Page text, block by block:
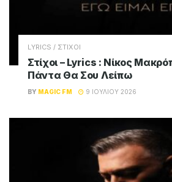
LYRICS / ΣΤΙΧΟΙ
Στίχοι – Lyrics : Γιάννης
Αγαπώ Σαν Αμαρτία
BY MAGIC FM 16 ΙΟΥΛΊΟΥ 2026